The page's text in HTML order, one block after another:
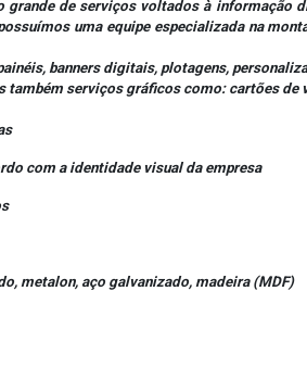
de serviços voltados à informação
uma equipe especializada na
banners digitais, plotagens,
serviços gráficos como: cartões de
com a identidade visual da empresa
metalon, aço galvanizado, madeira (MDF)